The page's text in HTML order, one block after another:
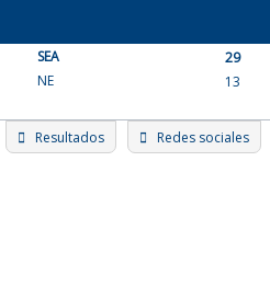
content
SEA
29
NE
13
Resultados Redes sociales